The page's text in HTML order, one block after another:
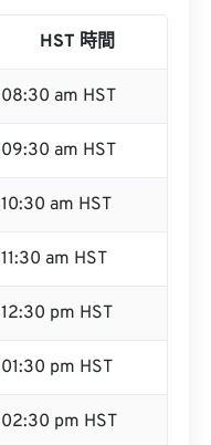
HST 時間
08:30 am HST
09:30 am HST
10:30 am HST
11:30 am HST
12:30 pm HST
01:30 pm HST
02:30 pm HST